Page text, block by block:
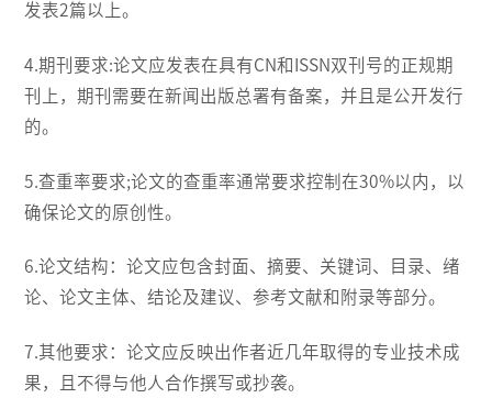
发表2篇以上。
4.期刊要求:论文应发表在具有CN和ISSN双刊号的正规期
刊上，期刊需要在新闻出版总署有备案，并且是公开发行
的。
5.查重率要求;论文的查重率通常要求控制在30%以内，以
确保论文的原创性。
6.论文结构：论文应包含封面、摘要、关键词、目录、绪
论、论文主体、结论及建议、参考文献和附录等部分。
7.其他要求：论文应反映出作者近几年取得的专业技术成
果，且不得与他人合作撰写或抄袭。